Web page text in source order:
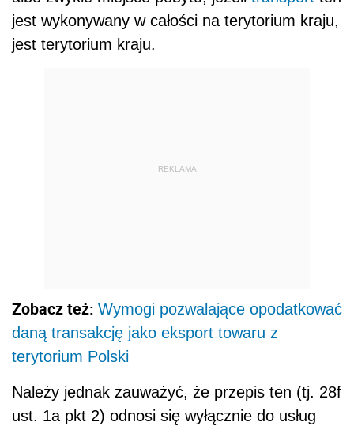
jest wykonywany w całości na terytorium kraju,
jest terytorium kraju.
REKLAMA
Zobacz też: Wymogi pozwalające opodatkować
daną transakcję jako eksport towaru z
terytorium Polski
Należy jednak zauważyć, że przepis ten (tj. 28f
ust. 1a pkt 2) odnosi się wyłącznie do usług